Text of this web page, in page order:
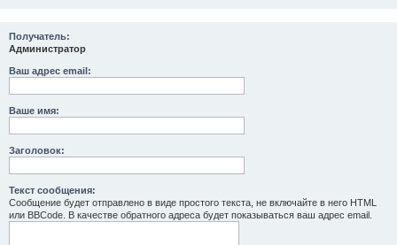
Получатель:
Администратор
Ваш адрес email:
Ваше имя:
Заголовок:
Текст сообщения:
Сообщение будет отправлено в виде простого текста, не включайте в него HTML
или BBCode. В качестве обратного адреса будет показываться ваш адрес email.